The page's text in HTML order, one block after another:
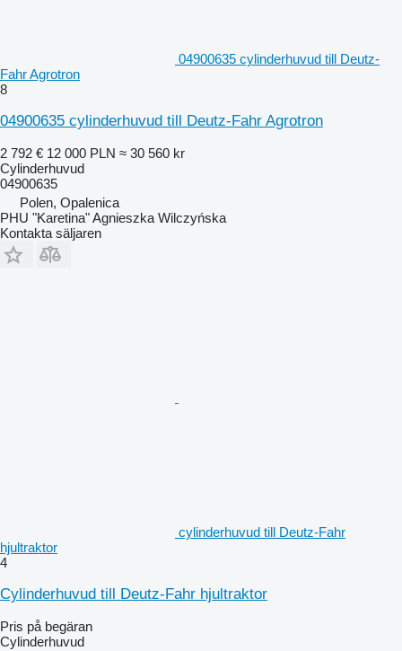
04900635 cylinderhuvud till Deutz-
Fahr Agrotron
8
04900635 cylinderhuvud till Deutz-Fahr Agrotron
2 792 € 12 000 PLN ≈ 30 560 kr
Cylinderhuvud
04900635
Polen, Opalenica
PHU "Karetina" Agnieszka Wilczyńska
Kontakta säljaren
cylinderhuvud till Deutz-Fahr
hjultraktor
4
Cylinderhuvud till Deutz-Fahr hjultraktor
Pris på begäran
Cylinderhuvud